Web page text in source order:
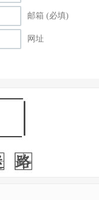
张孝全、李沐、娄
影中现身，让这部
惊喜，非常值得期
邮箱 (必填)
网址